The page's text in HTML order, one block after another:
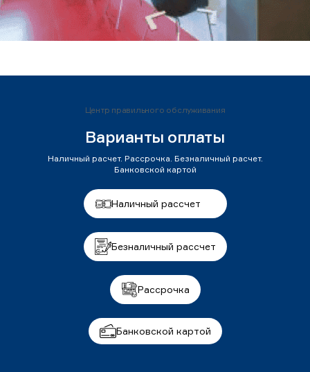
Центр правильного обслуживания
Варианты оплаты
Наличный расчет. Рассрочка. Безналичный расчет.
Банковской картой
Наличный рассчет
Безналичный рассчет
Рассрочка
Банковской картой